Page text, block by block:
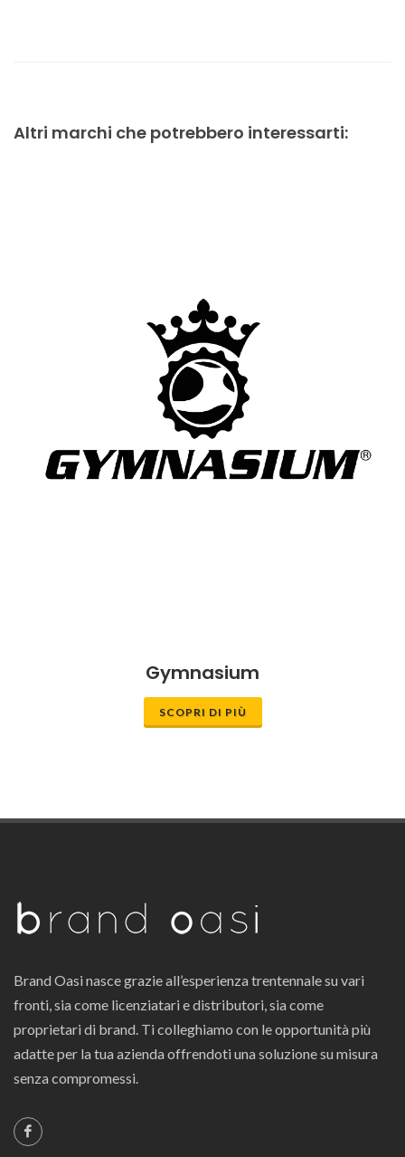
Altri marchi che potrebbero interessarti:
Brand Oasi nasce grazie all’esperienza trentennale su vari
fronti, sia come licenziatari e distributori, sia come
proprietari di brand. Ti colleghiamo con le opportunità più
adatte per la tua azienda offrendoti una soluzione su misura
senza compromessi.